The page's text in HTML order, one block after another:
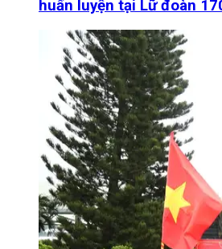
huấn luyện tại Lữ đoàn